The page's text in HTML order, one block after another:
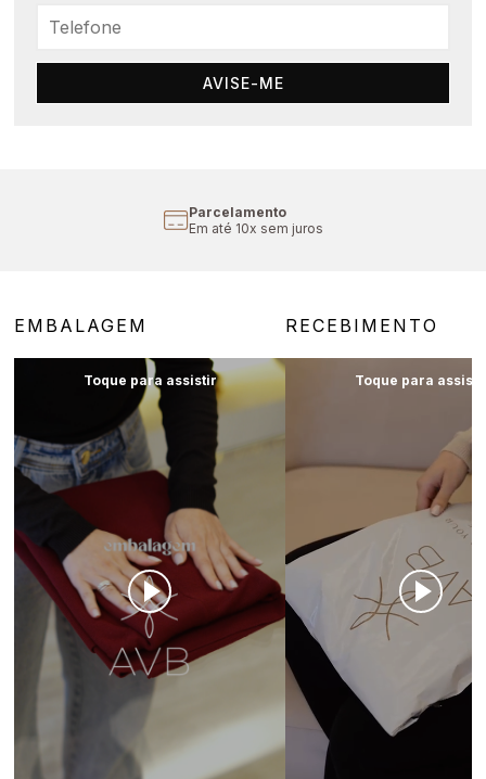
AVISE-ME
Cupom Primeira Compra
Aproveite 10% off
EMBALAGEM RECEBIMENTO